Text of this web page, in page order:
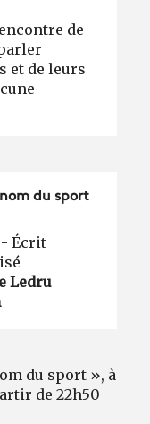
de
et de leurs
du sport
Écrit
Ledru
du sport », à
de 22h50